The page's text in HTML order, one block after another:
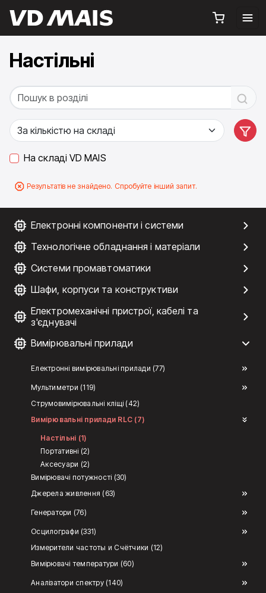
Електронні компоненти і системи
Технологічне обладнання і матеріали
Системи промавтоматики
Шафи, корпуси та конструктиви
Електромеханічні пристрої, кабелі та
з'єднувачі
Вимірювальні прилади
Електронні вимірювальні прилади (77)
Мультиметри (119)
Струмовимірювальні кліщі (42)
Вимірювальні прилади RLC (7)
Настільні (1)
Портативні (2)
Аксесуари (2)
Вимірювачі потужності (30)
Джерела живлення (63)
Генератори (76)
Осцилографи (331)
Измерители частоты и Счётчики (12)
Вимірювачі температури (60)
Аналізатори спектру (140)
Настільні
На складі VD MAIS
Результатів не знайдено. Спробуйте інший запит.